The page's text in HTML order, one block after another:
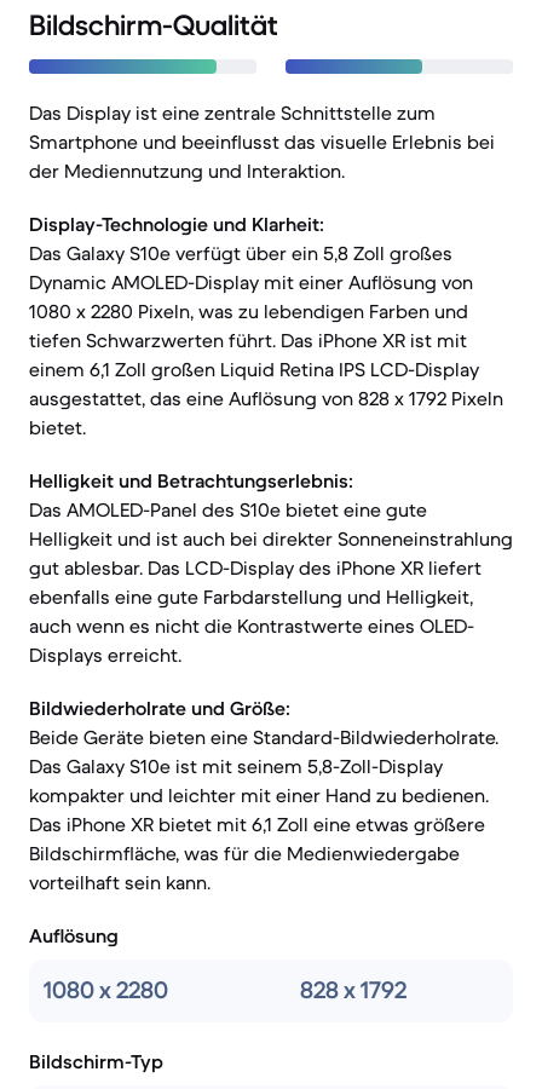
Bildschirm-Qualität
Das Display ist eine zentrale Schnittstelle zum
Smartphone und beeinflusst das visuelle Erlebnis bei
der Mediennutzung und Interaktion.
Display-Technologie und Klarheit:
Das Galaxy S10e verfügt über ein 5,8 Zoll großes
Dynamic AMOLED-Display mit einer Auflösung von
1080 x 2280 Pixeln, was zu lebendigen Farben und
tiefen Schwarzwerten führt. Das iPhone XR ist mit
einem 6,1 Zoll großen Liquid Retina IPS LCD-Display
ausgestattet, das eine Auflösung von 828 x 1792 Pixeln
bietet.
Helligkeit und Betrachtungserlebnis:
Das AMOLED-Panel des S10e bietet eine gute
Helligkeit und ist auch bei direkter Sonneneinstrahlung
gut ablesbar. Das LCD-Display des iPhone XR liefert
ebenfalls eine gute Farbdarstellung und Helligkeit,
auch wenn es nicht die Kontrastwerte eines OLED-
Displays erreicht.
Bildwiederholrate und Größe:
Beide Geräte bieten eine Standard-Bildwiederholrate.
Das Galaxy S10e ist mit seinem 5,8-Zoll-Display
kompakter und leichter mit einer Hand zu bedienen.
Das iPhone XR bietet mit 6,1 Zoll eine etwas größere
Bildschirmfläche, was für die Medienwiedergabe
vorteilhaft sein kann.
Auflösung
1080 x 2280 828 x 1792
Bildschirm-Typ